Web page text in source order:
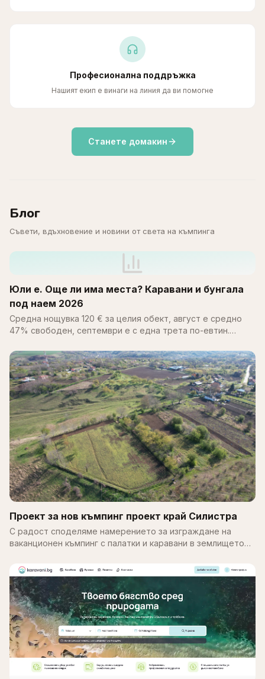
Професионална поддръжка
Нашият екип е винаги на линия да ви помогне
Станете домакин
Блог
Съвети, вдъхновение и новини от света на къмпинга
Юли е. Още ли има места? Каравани и бунгала
под наем 2026
Средна нощувка 120 € за целия обект, август е средно
47% свободен, септември е с една трета по-евтин.
по Черноморието 2026.
Проект за нов къмпинг проект край Силистра
С радост споделяме намерението за изграждане на
ваканционен къмпинг с палатки и каравани в землището
терен…